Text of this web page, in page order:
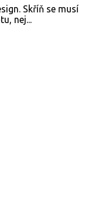
Skříň se musí
nej...